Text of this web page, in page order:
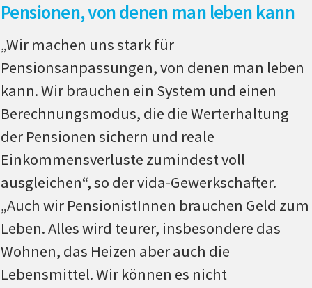
Pensionen, von denen man leben kann
„Wir machen uns stark für
Pensionsanpassungen, von denen man leben
kann. Wir brauchen ein System und einen
Berechnungsmodus, die die Werterhaltung
der Pensionen sichern und reale
Einkommensverluste zumindest voll
ausgleichen“, so der vida-Gewerkschafter.
„Auch wir PensionistInnen brauchen Geld zum
Leben. Alles wird teurer, insbesondere das
Wohnen, das Heizen aber auch die
Lebensmittel. Wir können es nicht